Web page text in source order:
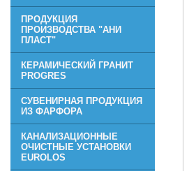
ПРОДУКЦИЯ
ПРОИЗВОДСТВА "АНИ
ПЛАСТ"
КЕРАМИЧЕСКИЙ ГРАНИТ
PROGRES
СУВЕНИРНАЯ ПРОДУКЦИЯ
ИЗ ФАРФОРА
КАНАЛИЗАЦИОННЫЕ
ОЧИСТНЫЕ УСТАНОВКИ
EUROLOS